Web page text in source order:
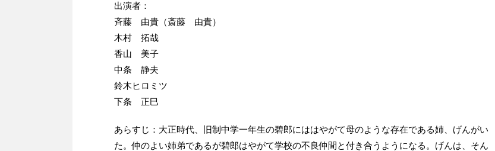
出演者：
斉藤 由貴（斎藤 由貴）
木村 拓哉
香山 美子
中条 静夫
鈴木ヒロミツ
下条 正巳
あらすじ：大正時代、旧制中学一年生の碧郎にははやがて母のような存在である姉、げんがい
た。仲のよい姉弟であるが碧郎はやがて学校の不良仲間と付き合うようになる。げんは、そん